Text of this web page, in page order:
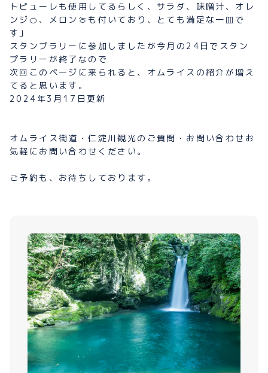
トピューレも使用してるらしく、サラダ、味噌汁、オレ
ンジ🍊、メロン🍈も付いており、とても満足な一皿で
す」
スタンプラリーに参加しましたが今月の24日でスタン
プラリーが終了なので
次回このページに来られると、オムライスの紹介が増え
てると思います。
2024年3月17日更新
オムライス街道・仁淀川観光のご質問・お問い合わせお
気軽にお問い合わせください。
ご予約も、お待ちしております。